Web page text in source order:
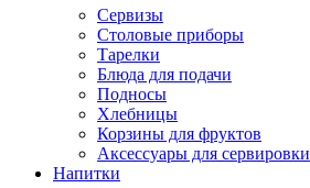
Сервизы
Столовые приборы
Тарелки
Блюда для подачи
Подносы
Хлебницы
Корзины для фруктов
Аксессуары для сервировки
Напитки